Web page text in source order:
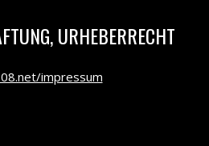
URHEBERRECHT
impressum